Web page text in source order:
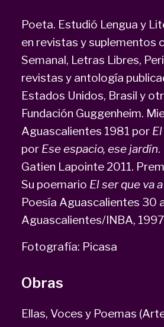
Poeta. Estudió Lengua y
en revistas y suplementos
Semanal, Letras Libres,
revistas y antología
Estados Unidos, Brasil y
Fundación Guggenheim.
Aguascalientes 1981 por
porEse espacio, ese jardín
Gatien Lapointe 2011.
Su poemario El ser que va
Poesía Aguascalientes 30
Aguascalientes/INBA,
Fotografía: Picasa
Obras
Ellas, Voces y Poemas